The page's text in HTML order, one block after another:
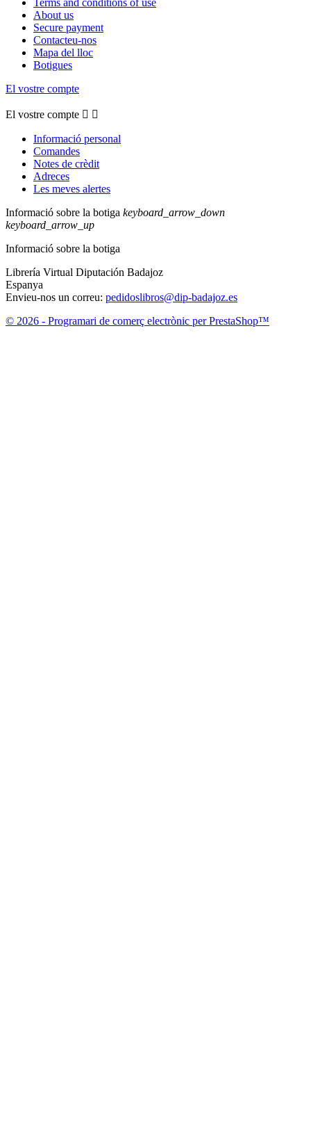
Terms and conditions of use
About us
Secure payment
Contacteu-nos
Mapa del lloc
Botigues
El vostre compte
El vostre compte  
Informació personal
Comandes
Notes de crèdit
Adreces
Les meves alertes
Informació sobre la botiga keyboard_arrow_down
keyboard_arrow_up
Informació sobre la botiga
Librería Virtual Diputación Badajoz
Espanya
Envieu-nos un correu: pedidoslibros@dip-badajoz.es
© 2026 - Programari de comerç electrònic per PrestaShop™